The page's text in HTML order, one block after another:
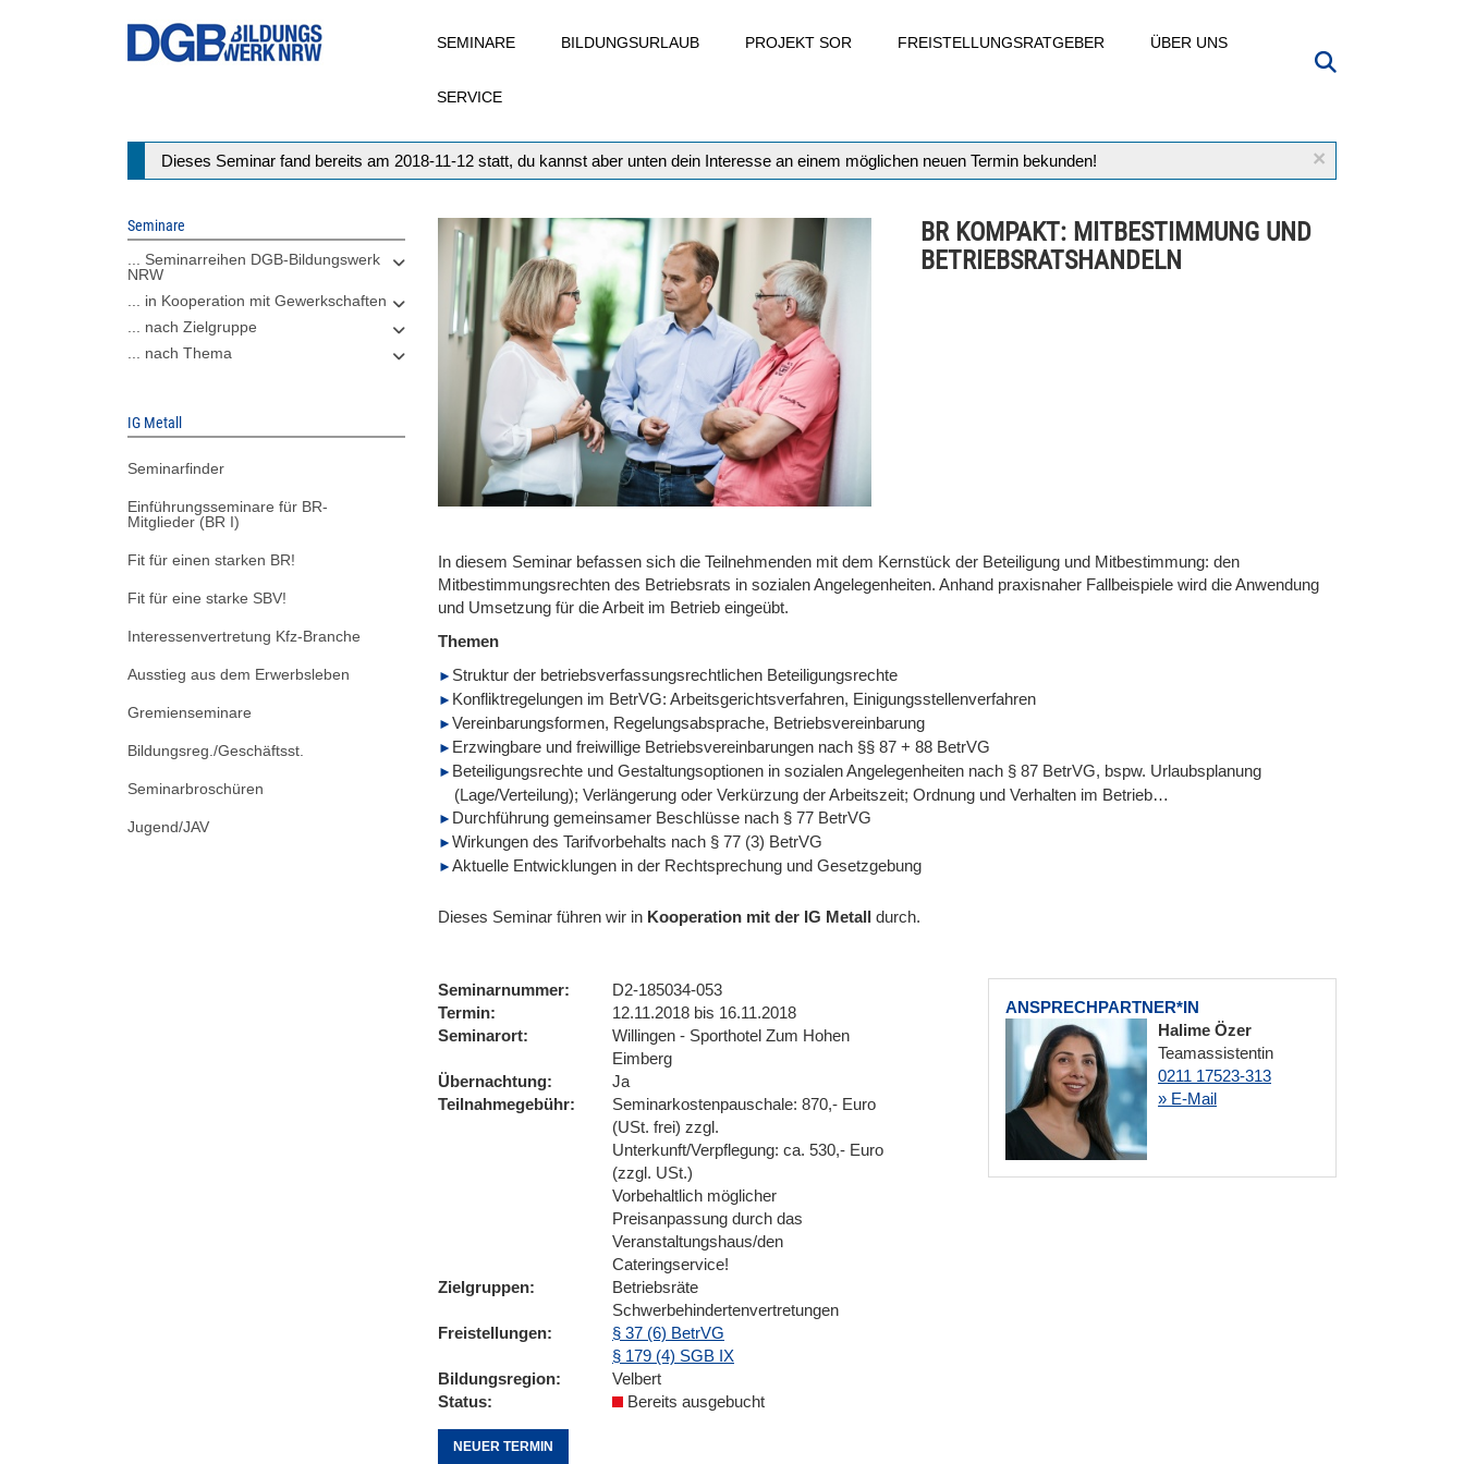
SEMINARE BILDUNGSURLAUB PROJEKT SOR FREISTELLUNGSRATGEBER ÜBER UNS
SERVICE
×
Statusmeldung
Dieses Seminar fand bereits am 2018-11-12 statt, du kannst aber unten dein Interesse an einem möglichen neuen Termin bekunden!
Seminare
... Seminarreihen DGB-Bildungswerk
NRW
... in Kooperation mit Gewerkschaften
... nach Zielgruppe
... nach Thema
IG Metall
Seminarfinder
Einführungsseminare für BR-
Mitglieder (BR I)
Fit für einen starken BR!
Fit für eine starke SBV!
Interessenvertretung Kfz-Branche
Ausstieg aus dem Erwerbsleben
Gremienseminare
Bildungsreg./Geschäftsst.
Seminarbroschüren
Jugend/JAV
BR KOMPAKT: MITBESTIMMUNG UND
BETRIEBSRATSHANDELN
In diesem Seminar befassen sich die Teilnehmenden mit dem Kernstück der Beteiligung und Mitbestimmung: den
Mitbestimmungsrechten des Betriebsrats in sozialen Angelegenheiten. Anhand praxisnaher Fallbeispiele wird die Anwendung
und Umsetzung für die Arbeit im Betrieb eingeübt.
Themen
Struktur der betriebsverfassungsrechtlichen Beteiligungsrechte
Konfliktregelungen im BetrVG: Arbeitsgerichtsverfahren, Einigungsstellenverfahren
Vereinbarungsformen, Regelungsabsprache, Betriebsvereinbarung
Erzwingbare und freiwillige Betriebsvereinbarungen nach §§ 87 + 88 BetrVG
Beteiligungsrechte und Gestaltungsoptionen in sozialen Angelegenheiten nach § 87 BetrVG, bspw. Urlaubsplanung
(Lage/Verteilung); Verlängerung oder Verkürzung der Arbeitszeit; Ordnung und Verhalten im Betrieb…
Durchführung gemeinsamer Beschlüsse nach § 77 BetrVG
Wirkungen des Tarifvorbehalts nach § 77 (3) BetrVG
Aktuelle Entwicklungen in der Rechtsprechung und Gesetzgebung
Dieses Seminar führen wir in Kooperation mit der IG Metall durch.
ANSPRECHPARTNER*IN
Halime Özer
Teamassistentin
0211 17523-313
» E-Mail
Seminarnummer
D2-185034-053
Termin
12.11.2018 bis 16.11.2018
Seminarort
Willingen - Sporthotel Zum Hohen
Eimberg
Übernachtung
Ja
Teilnahmegebühr
Seminarkostenpauschale: 870,- Euro
(USt. frei) zzgl.
Unterkunft/Verpflegung: ca. 530,- Euro
(zzgl. USt.)
Vorbehaltlich möglicher
Preisanpassung durch das
Veranstaltungshaus/den
Cateringservice!
Zielgruppen
Betriebsräte
Schwerbehindertenvertretungen
Freistellungen
§ 37 (6) BetrVG
§ 179 (4) SGB IX
Bildungsregion
Velbert
Status
Bereits ausgebucht
NEUER TERMIN